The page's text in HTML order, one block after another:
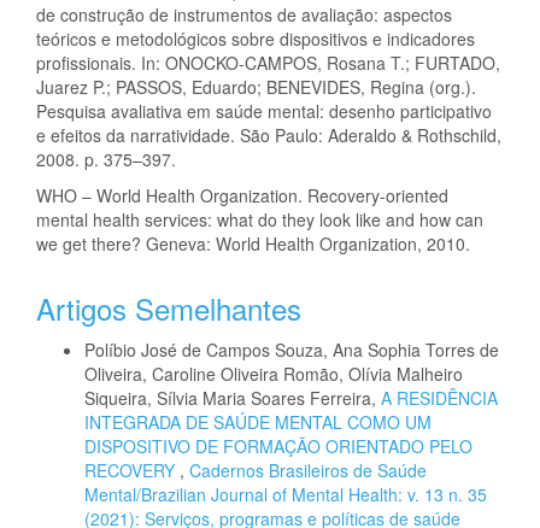
de construção de instrumentos de avaliação: aspectos
teóricos e metodológicos sobre dispositivos e indicadores
profissionais. In: ONOCKO-CAMPOS, Rosana T.; FURTADO,
Juarez P.; PASSOS, Eduardo; BENEVIDES, Regina (org.).
Pesquisa avaliativa em saúde mental: desenho participativo
e efeitos da narratividade. São Paulo: Aderaldo & Rothschild,
2008. p. 375–397.
WHO – World Health Organization. Recovery-oriented
mental health services: what do they look like and how can
we get there? Geneva: World Health Organization, 2010.
Artigos Semelhantes
Políbio José de Campos Souza, Ana Sophia Torres de
Oliveira, Caroline Oliveira Romão, Olívia Malheiro
Siqueira, Sílvia Maria Soares Ferreira, A RESIDÊNCIA
INTEGRADA DE SAÚDE MENTAL COMO UM
DISPOSITIVO DE FORMAÇÃO ORIENTADO PELO
RECOVERY , Cadernos Brasileiros de Saúde
Mental/Brazilian Journal of Mental Health: v. 13 n. 35
(2021): Serviços, programas e políticas de saúde